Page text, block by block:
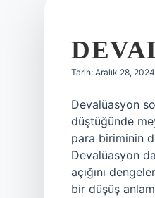
Tarih: Aralık 28, 2024
Devalüasyon
düştüğünde
para biriminin
Devalüasyon
açığını
bir düşüş